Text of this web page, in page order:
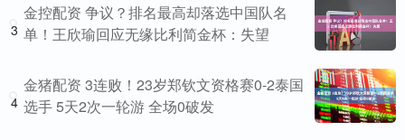
3
金控配资 争议？排名最高却落选中国队名
单！王欣瑜回应无缘比利简金杯：失望
4
金猪配资 3连败！23岁郑钦文资格赛0-2泰国
选手 5天2次一轮游 全场0破发